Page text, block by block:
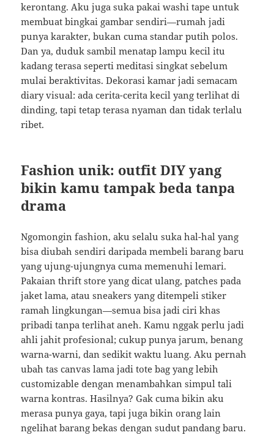
kerontang. Aku juga suka pakai washi tape untuk
membuat bingkai gambar sendiri—rumah jadi
punya karakter, bukan cuma standar putih polos.
Dan ya, duduk sambil menatap lampu kecil itu
kadang terasa seperti meditasi singkat sebelum
mulai beraktivitas. Dekorasi kamar jadi semacam
diary visual: ada cerita-cerita kecil yang terlihat di
dinding, tapi tetap terasa nyaman dan tidak terlalu
ribet.
Fashion unik: outfit DIY yang
bikin kamu tampak beda tanpa
drama
Ngomongin fashion, aku selalu suka hal-hal yang
bisa diubah sendiri daripada membeli barang baru
yang ujung-ujungnya cuma memenuhi lemari.
Pakaian thrift store yang dicat ulang, patches pada
jaket lama, atau sneakers yang ditempeli stiker
ramah lingkungan—semua bisa jadi ciri khas
pribadi tanpa terlihat aneh. Kamu nggak perlu jadi
ahli jahit profesional; cukup punya jarum, benang
warna-warni, dan sedikit waktu luang. Aku pernah
ubah tas canvas lama jadi tote bag yang lebih
customizable dengan menambahkan simpul tali
warna kontras. Hasilnya? Gak cuma bikin aku
merasa punya gaya, tapi juga bikin orang lain
ngelihat barang bekas dengan sudut pandang baru.